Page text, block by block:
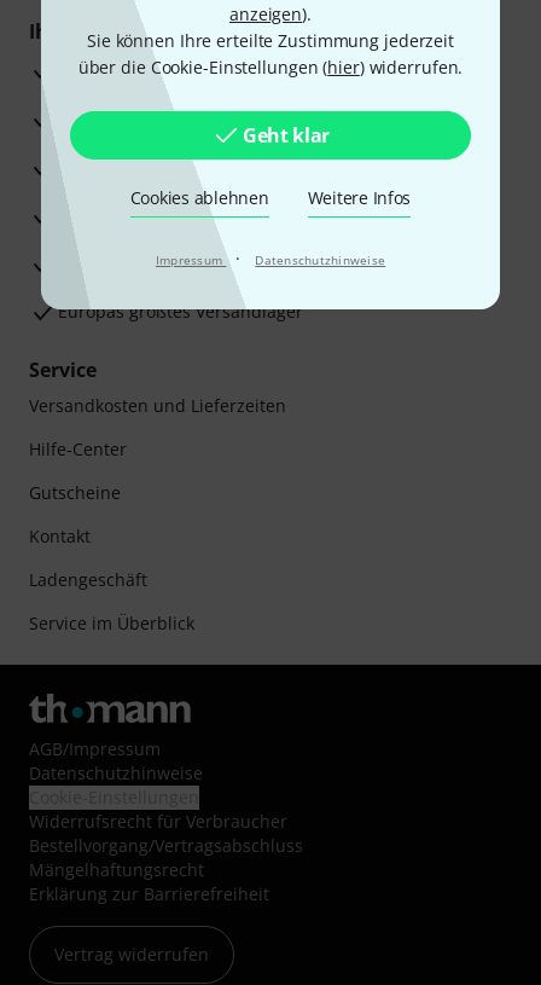
anzeigen).
Sie können Ihre erteilte Zustimmung jederzeit
über die Cookie-Einstellungen (hier) widerrufen.
Geht klar
Cookies ablehnen Weitere Infos
Impressum · Datenschutzhinweise
Ihre Vorteile
3 Jahre Thomann Garantie
30 Tage Money-Back-Garantie
Reparaturservice
Beratung durch Fachexperten
Zufriedenheitsgarantie
Europas größtes Versandlager
Service
Versandkosten und Lieferzeiten
Hilfe-Center
Gutscheine
Kontakt
Ladengeschäft
Service im Überblick
AGB/Impressum
Datenschutzhinweise
Widerrufsrecht für Verbraucher
Bestellvorgang/Vertragsabschluss
Mängelhaftungsrecht
Erklärung zur Barrierefreiheit
Vertrag widerrufen